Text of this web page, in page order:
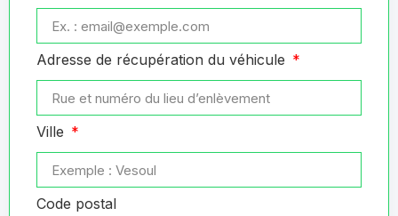
Adresse de récupération du véhicule
Ville
Code postal